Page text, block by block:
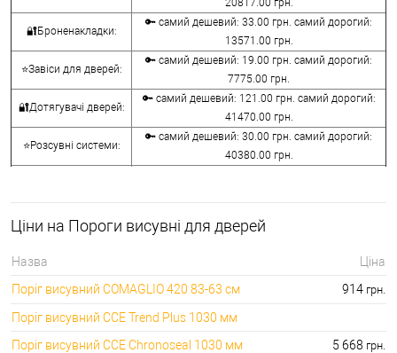
20817.00 грн.
🔐Броненакладки:
🔑 самий дешевий: 33.00 грн. самий дорогий:
13571.00 грн.
⭐Завіси для дверей:
🔑 самий дешевий: 19.00 грн. самий дорогий:
7775.00 грн.
🔐Дотягувачі дверей:
🔑 самий дешевий: 121.00 грн. самий дорогий:
41470.00 грн.
⭐Розсувні системи:
🔑 самий дешевий: 30.00 грн. самий дорогий:
40380.00 грн.
⭐Сейфи:
396000.00 грн.
🔐Домофони:
⭐Сигналізація AJAX:
🔑 самий дешевий: грн. самий дорогий: грн.
Ціни на Пороги висувні для дверей
Назва
Ціна
Поріг висувний COMAGLIO 420 83-63 см
914 грн.
Поріг висувний CCE Trend Plus 1030 мм
Поріг висувний CCE Chronoseal 1030 мм
5 668 грн.